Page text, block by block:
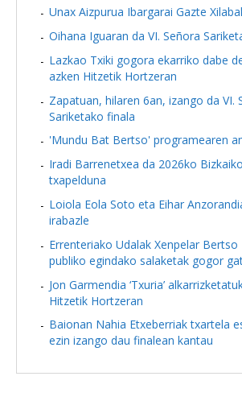
Unax Aizpurua Ibargarai Gazte
Oihana Iguaran da VI. Señora
Lazkao Txiki gogora ekarriko dabe
azken Hitzetik Hortzeran
Zapatuan, hilaren 6an, izango da VI.
Sariketako finala
'Mundu Bat Bertso' programearen
Iradi Barrenetxea da 2026ko
txapelduna
Loiola Eola Soto eta Eihar
irabazle
Errenteriako Udalak Xenpelar
publiko egindako salaketak gogor
Jon Garmendia ‘Txuria’
Hitzetik Hortzeran
Baionan Nahia Etxeberriak txartela
ezin izango dau finalean kantau